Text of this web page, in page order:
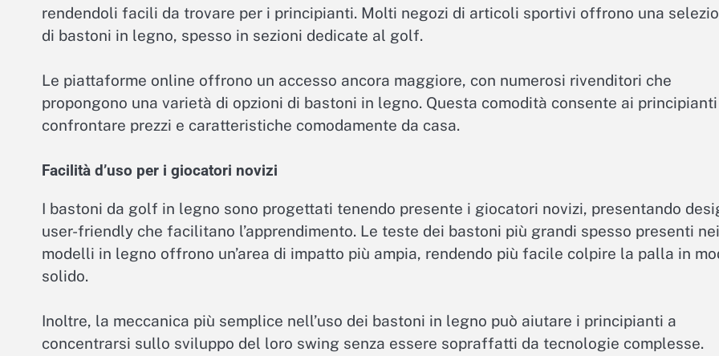
rendendoli facili da trovare per i principianti. Molti negozi di articoli sportivi offrono una
di bastoni in legno, spesso in sezioni dedicate al golf.
Le piattaforme online offrono un accesso ancora maggiore, con numerosi rivenditori che
propongono una varietà di opzioni di bastoni in legno. Questa comodità consente ai
confrontare prezzi e caratteristiche comodamente da casa.
Facilità d’uso per i giocatori novizi
I bastoni da golf in legno sono progettati tenendo presente i giocatori novizi, presentando
user-friendly che facilitano l’apprendimento. Le teste dei bastoni più grandi spesso presenti nei
modelli in legno offrono un’area di impatto più ampia, rendendo più facile colpire la palla in
solido.
Inoltre, la meccanica più semplice nell’uso dei bastoni in legno può aiutare i principianti a
concentrarsi sullo sviluppo del loro swing senza essere sopraffatti da tecnologie complesse.